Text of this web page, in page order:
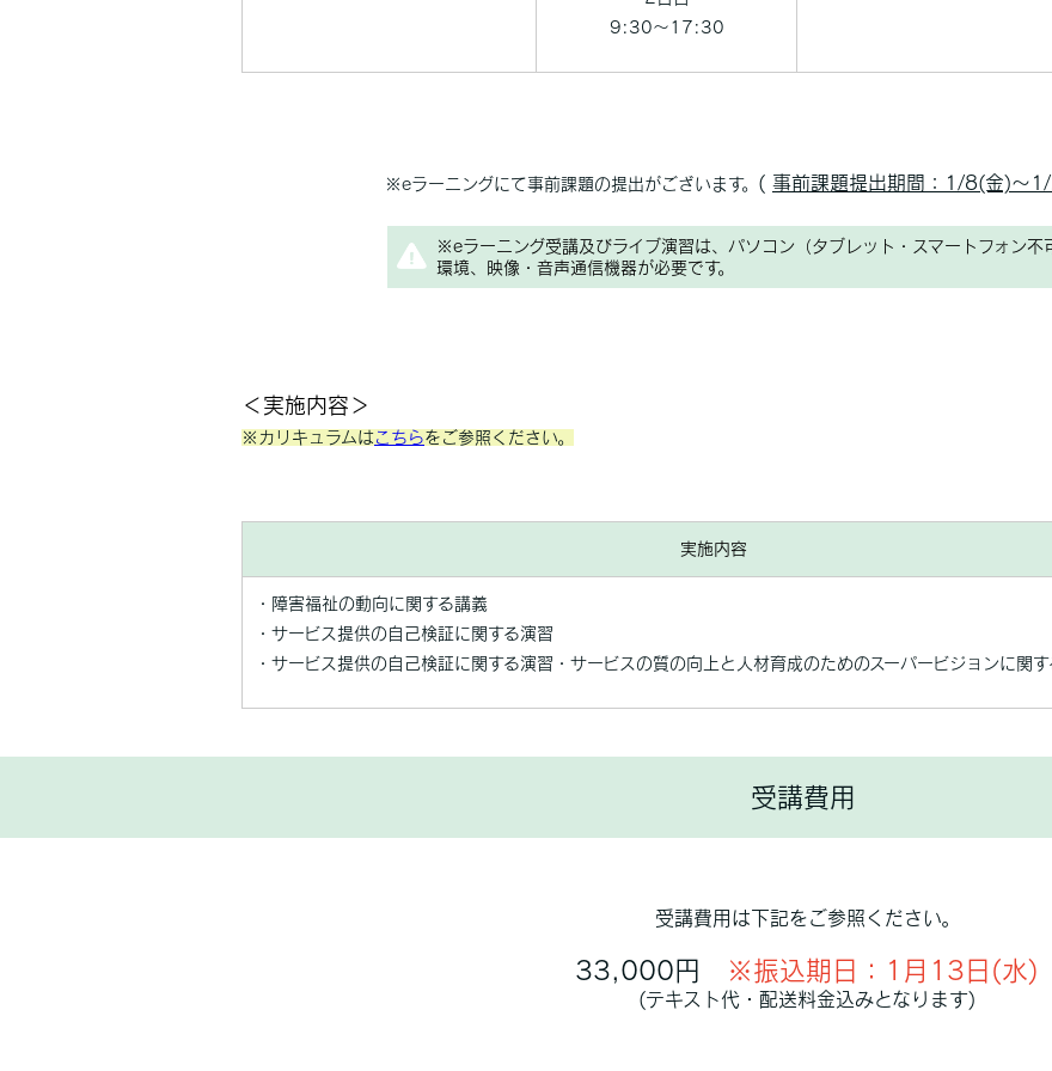
9:30～17:30
※eラーニングにて事前課題の提出がございます。 ( 事前課題提出期間：1/8(金)～
※eラーニング受講及びライブ演習は、パソコン（タブレット・スマートフォン不
環境、映像・音声通信機器が必要です。
＜実施内容＞
※カリキュラムはこちらをご参照ください。
実施内容
・障害福祉の動向に関する講義
・サービス提供の自己検証に関する演習
・サービス提供の自己検証に関する演習・サービスの質の向上と人材育成のためのスーパービジョンに関
受講費用
受講費用は下記をご参照ください。
33,000円 ※振込期日：1月13日(水)
(テキスト代・配送料金込みとなります)